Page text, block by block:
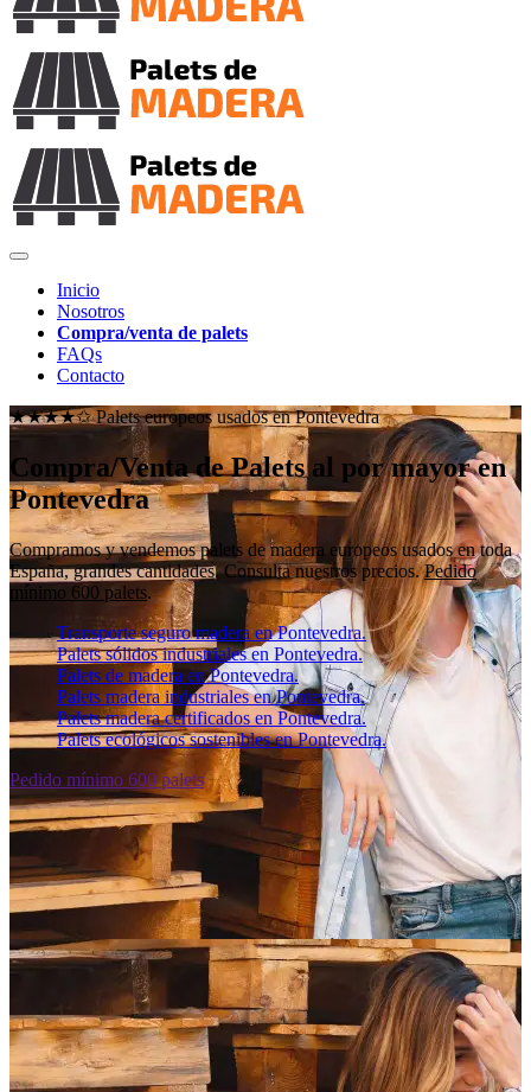
Inicio
Nosotros
Compra/venta de palets
FAQs
Contacto
★★★★✩ Palets europeos usados enPontevedra
Compra/Venta de Palets al por mayor en
Pontevedra
Compramos y vendemos palets de madera europeos usados en toda
España, grandes cantidades. Consulta nuestros precios.Pedido
mínimo 600 palets.
Transporte seguro madera en Pontevedra.
Palets sólidos industriales en Pontevedra.
Palets de madera en Pontevedra.
Palets madera industriales en Pontevedra.
Palets madera certificados en Pontevedra.
Palets ecológicos sostenibles en Pontevedra.
Pedido mínimo 600 palets